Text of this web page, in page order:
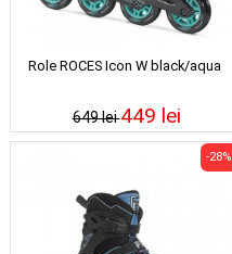
Role ROCES Icon W black/aqua
649 lei449 lei
-28%